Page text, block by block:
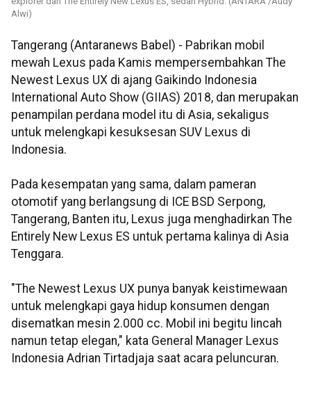
Alwi)
Tangerang (Antaranews Babel) - Pabrikan mobil
mewah Lexus pada Kamis mempersembahkan The
Newest Lexus UX di ajang Gaikindo Indonesia
International Auto Show (GIIAS) 2018, dan merupakan
penampilan perdana model itu di Asia, sekaligus
untuk melengkapi kesuksesan SUV Lexus di
Indonesia.
Pada kesempatan yang sama, dalam pameran
otomotif yang berlangsung di ICE BSD Serpong,
Tangerang, Banten itu, Lexus juga menghadirkan The
Entirely New Lexus ES untuk pertama kalinya di Asia
Tenggara.
"The Newest Lexus UX punya banyak keistimewaan
untuk melengkapi gaya hidup konsumen dengan
disematkan mesin 2.000 cc. Mobil ini begitu lincah
namun tetap elegan," kata General Manager Lexus
Indonesia Adrian Tirtadjaja saat acara peluncuran.